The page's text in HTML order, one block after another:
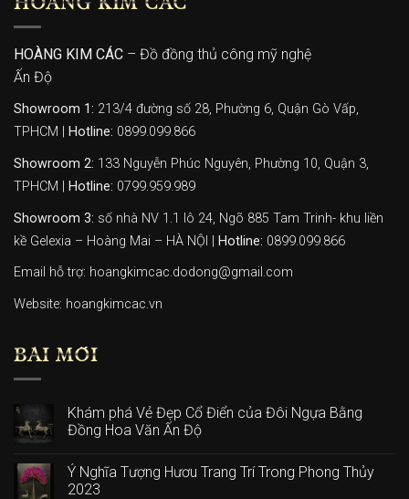
HOÀNG KIM CÁC
HOÀNG KIM CÁC – Đồ đồng thủ công mỹ nghệ
Ấn Độ
Showroom 1: 213/4 đường số 28, Phường 6, Quận Gò Vấp,
TPHCM | Hotline: 0899.099.866
Showroom 2: 133 Nguyễn Phúc Nguyên, Phường 10, Quận 3,
TPHCM |
Hotline: 0799.959.989
Showroom 3: số nhà NV 1.1 lô 24, Ngõ 885 Tam Trinh- khu liền
kề Gelexia – Hoàng Mai – HÀ NỘI |
Hotline: 0899.099.866
Email hỗ trợ: hoangkimcac.dodong@gmail.com
Website: hoangkimcac.vn
BÀI MỚI
Khám phá Vẻ Đẹp Cổ Điển của Đôi Ngựa Bằng
Đồng Hoa Văn Ấn Độ
Ý Nghĩa Tượng Hươu Trang Trí Trong Phong Thủy
2023